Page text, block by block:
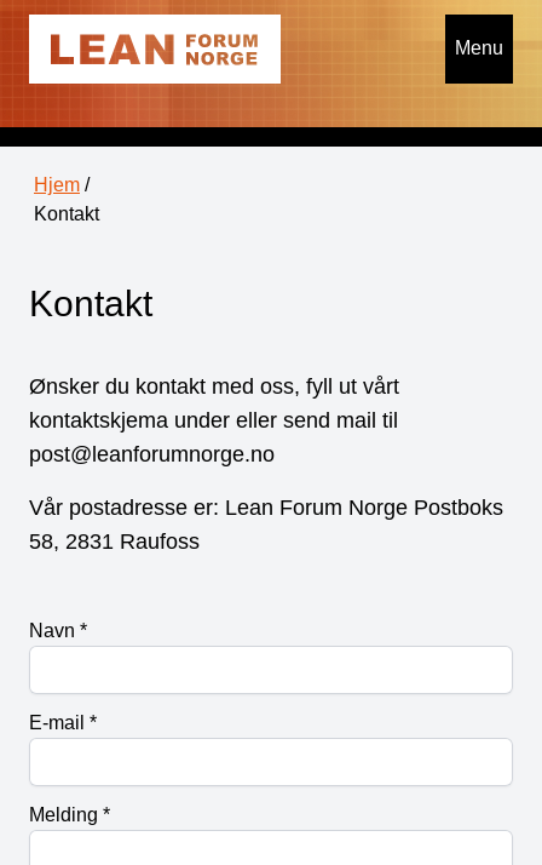
Menu
Hjem /
Kontakt
Kontakt
Ønsker du kontakt med oss, fyll ut vårt
kontaktskjema under eller send mail til
post@leanforumnorge.no
Vår postadresse er: Lean Forum Norge Postboks
58, 2831 Raufoss
Navn *
E-mail *
Melding *